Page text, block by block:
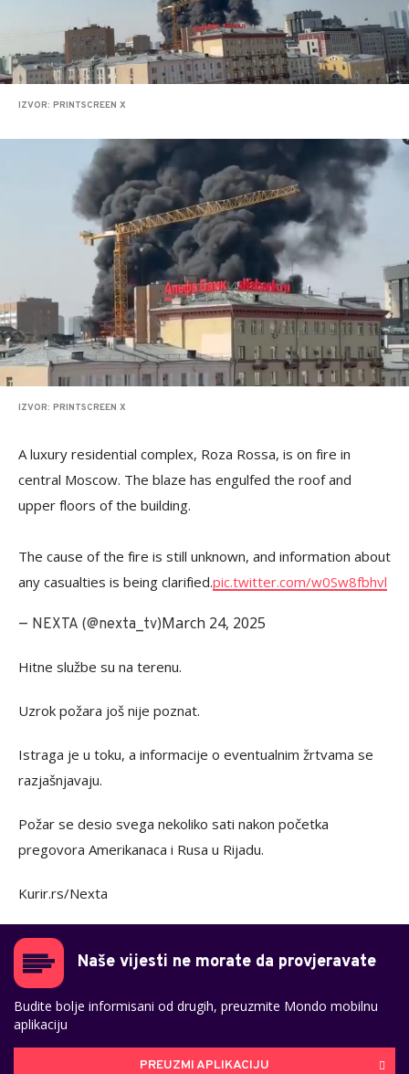
IZVOR: PRINTSCREEN X
IZVOR: PRINTSCREEN X
A luxury residential complex, Roza Rossa, is on fire in
central Moscow. The blaze has engulfed the roof and
upper floors of the building.
The cause of the fire is still unknown, and information about
any casualties is being clarified.pic.twitter.com/w0Sw8fbhvl
— NEXTA (@nexta_tv)March 24, 2025
Hitne službe su na terenu.
Uzrok požara još nije poznat.
Istraga je u toku, a informacije o eventualnim žrtvama se
razjašnjavaju.
Požar se desio svega nekoliko sati nakon početka
pregovora Amerikanaca i Rusa u Rijadu.
Kurir.rs/Nexta
Naše vijesti ne morate da provjeravate
Budite bolje informisani od drugih, preuzmite Mondo mobilnu
aplikaciju
PREUZMI APLIKACIJU